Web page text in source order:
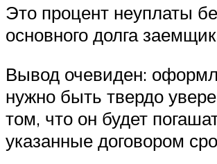
Это процент неуплаты
основного долга
Вывод очевиден:
нужно быть твердо
том, что он будет
указанные договором